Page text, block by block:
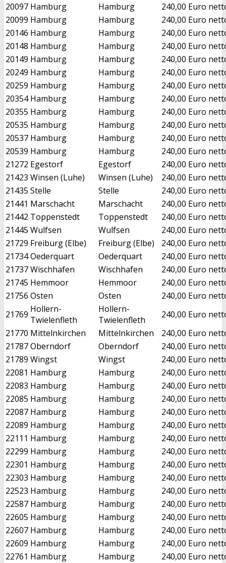
20097 Hamburg Hamburg
240,00 Euro
20099 Hamburg Hamburg
240,00 Euro
20146 Hamburg Hamburg
240,00 Euro
20148 Hamburg Hamburg
240,00 Euro
20149 Hamburg Hamburg
240,00 Euro
20249 Hamburg Hamburg
240,00 Euro
20259 Hamburg Hamburg
240,00 Euro
20354 Hamburg Hamburg
240,00 Euro
20355 Hamburg Hamburg
240,00 Euro
20535 Hamburg Hamburg
240,00 Euro
20537 Hamburg Hamburg
240,00 Euro
20539 Hamburg Hamburg
240,00 Euro
21272 Egestorf Egestorf
240,00 Euro
21423 Winsen (Luhe) Winsen (Luhe)
240,00 Euro
21435 Stelle Stelle
240,00 Euro
21441 Marschacht Marschacht
240,00 Euro
21442 Toppenstedt Toppenstedt
240,00 Euro
21445 Wulfsen Wulfsen
240,00 Euro
21729 Freiburg (Elbe) Freiburg (Elbe)
240,00 Euro
21734Oederquart Oederquart
240,00 Euro
21737Wischhafen Wischhafen
240,00 Euro
21745 Hemmoor Hemmoor
240,00 Euro
21756 Osten Osten
240,00 Euro
21769 Hollern-
Twielenfleth
Hollern-
Twielenfleth
240,00 Euro
21770 Mittelnkirchen Mittelnkirchen
240,00 Euro
21787Oberndorf Oberndorf
240,00 Euro
21789 Wingst Wingst
240,00 Euro
22081 Hamburg Hamburg
240,00 Euro
22083 Hamburg Hamburg
240,00 Euro
22085 Hamburg Hamburg
240,00 Euro
22087 Hamburg Hamburg
240,00 Euro
22089 Hamburg Hamburg
240,00 Euro
22111 Hamburg Hamburg
240,00 Euro
22299 Hamburg Hamburg
240,00 Euro
22301 Hamburg Hamburg
240,00 Euro
22303 Hamburg Hamburg
240,00 Euro
22523 Hamburg Hamburg
240,00 Euro
22587 Hamburg Hamburg
240,00 Euro
22605 Hamburg Hamburg
240,00 Euro
22607 Hamburg Hamburg
240,00 Euro
22609 Hamburg Hamburg
240,00 Euro
22761 Hamburg Hamburg 240,00 Euro